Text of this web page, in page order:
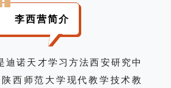
李西营简介
西
营
迪诺天才学习方法西安研究中
西师范大学现代教学技术教